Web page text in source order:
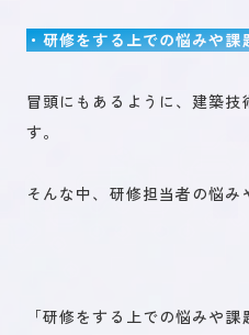
・研修をする上での悩みや課
冒頭にもあるように、建築技
す。
そんな中、研修担当者の悩
「研修をする上での悩みや